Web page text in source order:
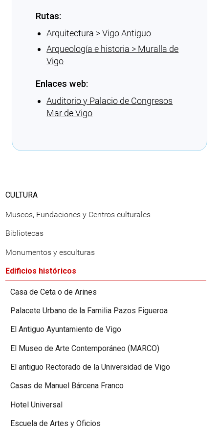
Rutas:
Arquitectura > Vigo Antiguo
Arqueología e historia > Muralla de
Vigo
Enlaces web:
Auditorio y Palacio de Congresos
Mar de Vigo
CULTURA
Museos, Fundaciones y Centros culturales
Bibliotecas
Monumentos y esculturas
Edificios históricos
Casa de Ceta o de Arines
Palacete Urbano de la Familia Pazos Figueroa
El Antiguo Ayuntamiento de Vigo
El Museo de Arte Contemporáneo (MARCO)
El antiguo Rectorado de la Universidad de Vigo
Casas de Manuel Bárcena Franco
Hotel Universal
Escuela de Artes y Oficios